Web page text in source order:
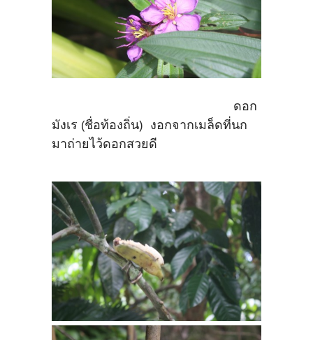
ดอก
มังเร (ชื่อท้องถิ่น) งอกจากเมล็ดที่นก
มาถ่ายไว้ดอกสวยดี